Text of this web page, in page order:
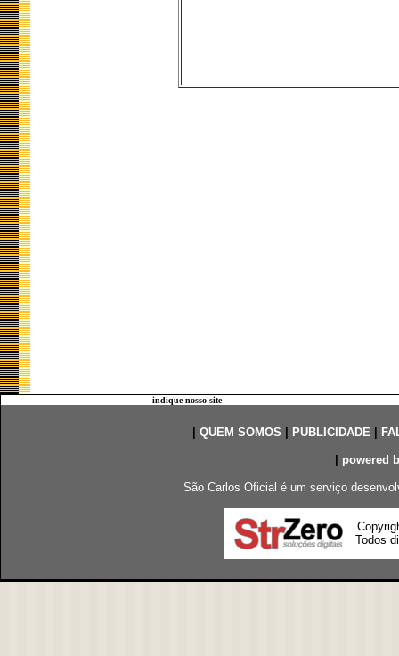
indique nosso site
QUEM SOMOS PUBLICIDADE|
powered
São Carlos Oficial é um serviço
Todos